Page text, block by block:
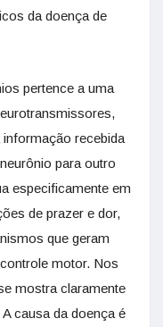
da doença de
pertence a uma
recebida
para outro
especificamente em
de prazer e dor,
que geram
motor. Nos
mostra claramente
causa da doença é